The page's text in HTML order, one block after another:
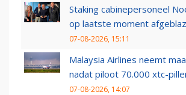
Staking cabinepersoneel
op laatste moment
07-08-2026, 15:11
Malaysia Airlines neemt
nadat piloot 70.000 xtc-
07-08-2026, 14:07